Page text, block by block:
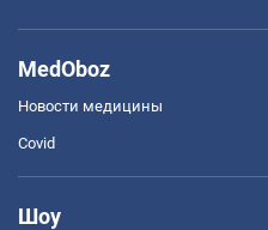
MedOboz
Новости медицины
Covid
Шоу